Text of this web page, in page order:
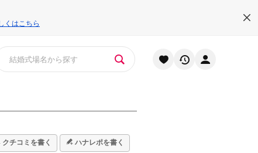
くはこちら
クチコミを書く ハナレポを書く